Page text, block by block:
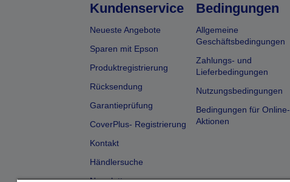
Kundenservice
Neueste Angebote
Sparen mit Epson
Produktregistrierung
Rücksendung
Garantieprüfung
CoverPlus- Registrierung
Kontakt
Händlersuche
Bedingungen
Allgemeine
Geschäftsbedingungen
Zahlungs- und
Lieferbedingungen
Nutzungsbedingungen
Bedingungen für Online-
Aktionen